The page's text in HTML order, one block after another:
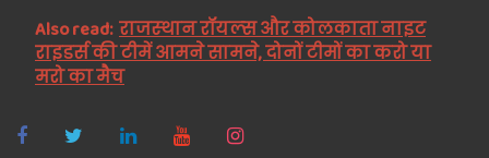
Also read: राजस्‍थान रॉयल्‍स और कोलकाता नाइट
राइडर्स की टीमें आमने सामने, दोनों टीमों का करो या
मरो का मैच